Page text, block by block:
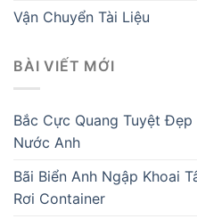
Vận Chuyển Tài Liệu
BÀI VIẾT MỚI
Bắc Cực Quang Tuyệt Đẹp
Nước Anh
Bãi Biển Anh Ngập Khoai
Rơi Container